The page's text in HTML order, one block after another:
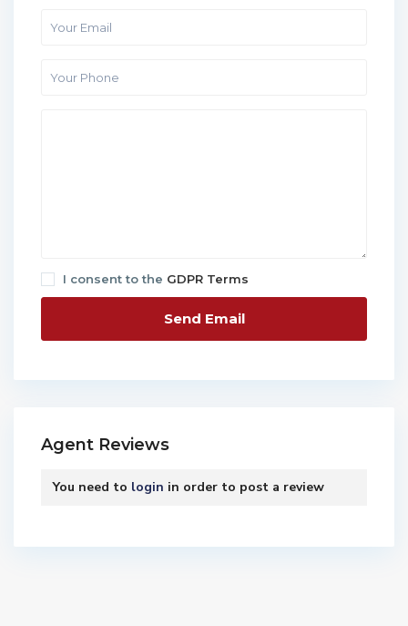
I consent to the GDPR Terms
Agent Reviews
You need to login in order to post a review